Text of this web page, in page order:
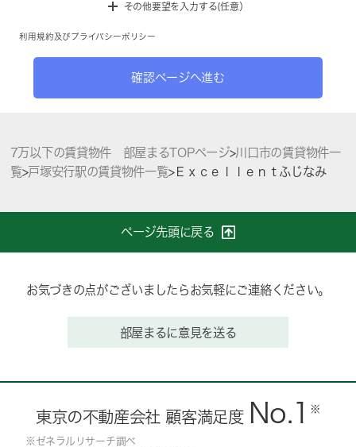
その他要望を入力する(任意）
利用規約 及び プライバシーポリシー
確認ページへ進む
7万以下の賃貸物件 部屋まるTOPページ>川口市の賃貸物件一
覧>戸塚安行駅の賃貸物件一覧>Ｅｘｃｅｌｌｅｎｔふじなみ
ページ先頭に戻る
お気づきの点がございましたらお気軽にご連絡ください。
部屋まるに意見を送る
東京の不動産会社 顧客満足度 No.1 ※
※ゼネラルリサーチ調べ